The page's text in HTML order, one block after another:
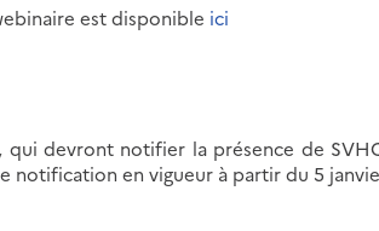
est disponible ici
qui devront notifier la présence de
notification en vigueur à partir du 5